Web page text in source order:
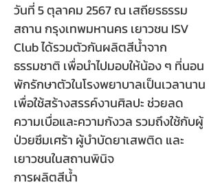
วันที่ 5 ตุลาคม 2567 ณ เสถียรธรรม
สถาน กรุงเทพมหานคร เยาวชน ISV
Club ได้รวมตัวกันผลิตสีน้ำจาก
ธรรมชาติ เพื่อนำไปมอบให้น้อง ๆ ที่นอน
พักรักษาตัวในโรงพยาบาลเป็นเวลานาน
เพื่อใช้สร้างสรรค์งานศิลปะ ช่วยลด
ความเบื่อและความกังวล รวมถึงใช้กับผู้
ป่วยซึมเศร้า ผู้บำบัดยาเสพติด และ
เยาวชนในสถานพินิจ
การผลิตสีน้ำ